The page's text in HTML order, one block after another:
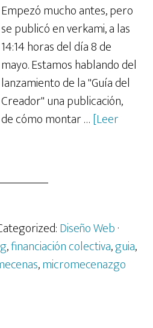
Empezó mucho antes, pero
se publicó en verkami, a las
14:14 horas del día 8 de
mayo. Estamos hablando del
lanzamiento de la "Guía del
Creador" una publicación,
cómo montar …[Leer
Diseño Web·
,financiación colectiva,guia,
,micromecenazgo